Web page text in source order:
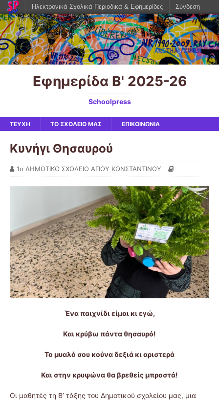
Εφημερίδα Β' 2025-26
Schoolpress
ΤΕΥΧΗ ΤΟ ΣΧΟΛΕΙΟ ΜΑΣ ΕΠΙΚΟΙΝΩΝΙΑ
Κυνήγι Θησαυρού
1ο ΔΗΜΟΤΙΚΟ ΣΧΟΛΕΙΟ ΑΓΙΟΥ ΚΩΝΣΤΑΝΤΙΝΟΥ
Ένα παιχνίδι είμαι κι εγώ,
Και κρύβω πάντα θησαυρό!
Το μυαλό σου κούνα δεξιά κι αριστερά
Και στην κρυψώνα θα βρεθείς μπροστά!
Οι μαθητές τη Β’ τάξης του Δημοτικού σχολείου μας, μια
Ηλεκτρονικά Σχολικά Περιοδικά & Εφημερίδες Σύνδεση